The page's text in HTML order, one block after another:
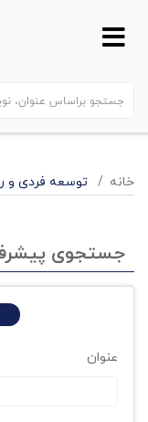
خانه توسعه فردی و
جستجوی
عنوان